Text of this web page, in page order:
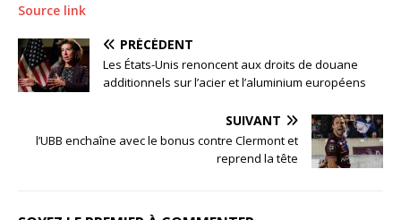
Source link
PRÉCÉDENT
Les États-Unis renoncent aux droits de douane
additionnels sur l’acier et l’aluminium européens
SUIVANT
l’UBB enchaîne avec le bonus contre Clermont et
reprend la tête